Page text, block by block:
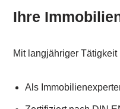
Ihre
Mit langjähriger
Als